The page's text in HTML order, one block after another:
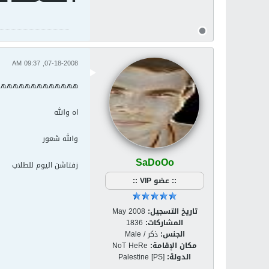
SaDoOo
:: عضو VIP ::
تاريخ التسجيل: May 2008
المشاركات: 1836
الجنس: ذكر / Male
مكان الإقامة: NoT HeRe
الدولة: Palestine [PS]
07-18-2008, 09:37 AM
اه والله
والله شعور
زفتاشن اليوم للطلاب